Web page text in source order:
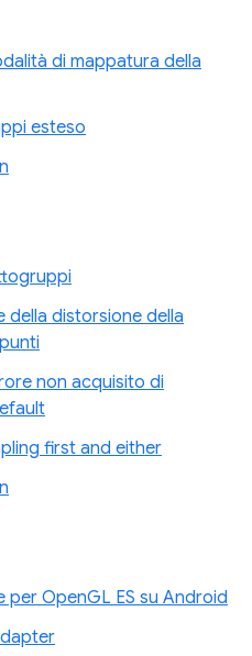
di mappatura della
esteso
della distorsione della
non acquisito di
first and either
OpenGL ES su Android